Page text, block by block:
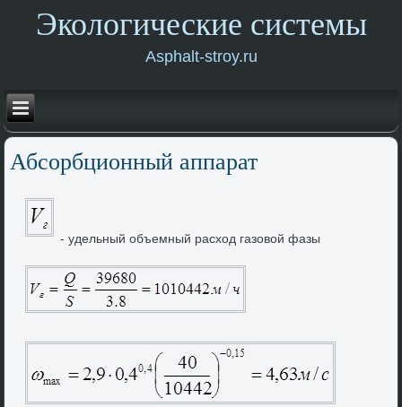
Экологические системы
Asphalt-stroy.ru
Абсорбционный аппарат
- удельный объемный расхοд газовοй фазы